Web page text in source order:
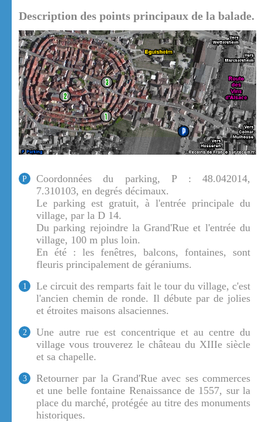
Description des points principaux de la balade.
P
Coordonnées du parking, P : 48.042014,
7.310103, en degrés décimaux.
Le parking est gratuit, à l'entrée principale du
village, par la D 14.
Du parking rejoindre la Grand'Rue et l'entrée du
village, 100 m plus loin.
En été : les fenêtres, balcons, fontaines, sont
fleuris principalement de géraniums.
1
Le circuit des remparts fait le tour du village, c'est
l'ancien chemin de ronde. Il débute par de jolies
et étroites maisons alsaciennes.
2
Une autre rue est concentrique et au centre du
village vous trouverez le château du XIIIe siècle
et sa chapelle.
3
Retourner par la Grand'Rue avec ses commerces
et une belle fontaine Renaissance de 1557, sur la
place du marché, protégée au titre des monuments
historiques.